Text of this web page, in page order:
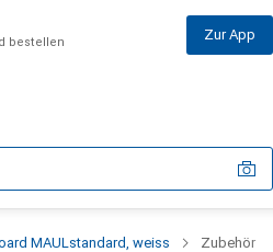
bestellen Zur App
MAULstandard, weiss Zubehör